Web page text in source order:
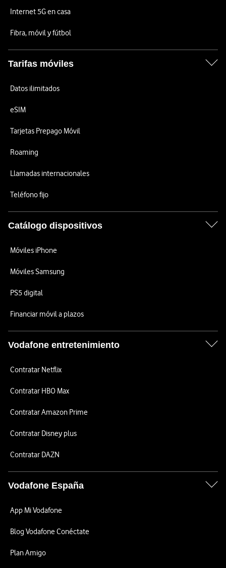
Internet 5G en casa
Fibra, móvil y fútbol
Tarifas móviles
Datos ilimitados
eSIM
Tarjetas Prepago Móvil
Roaming
Llamadas internacionales
Teléfono fijo
Catálogo dispositivos
Móviles iPhone
Móviles Samsung
PS5 digital
Financiar móvil a plazos
Vodafone entretenimiento
Contratar Netflix
Contratar HBO Max
Contratar Amazon Prime
Contratar Disney plus
Contratar DAZN
Vodafone España
App Mi Vodafone
Blog Vodafone Conéctate
Plan Amigo